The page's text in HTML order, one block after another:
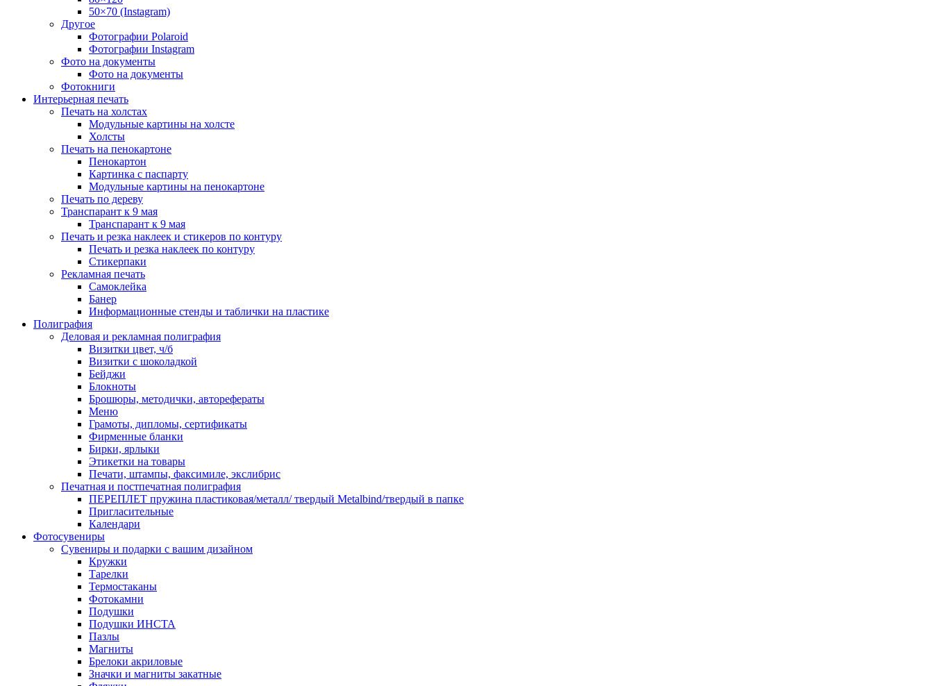
50×70 (Instagram)
Другое
Фотографии Polaroid
Фотографии Instagram
Фото на документы
Фото на документы
Фотокниги
Интерьерная печать
Печать на холстах
Модульные картины на холсте
Холсты
Печать на пенокартоне
Пенокартон
Картинка с паспарту
Модульные картины на пенокартоне
Печать по дереву
Транспарант к 9 мая
Транспарант к 9 мая
Печать и резка наклеек и стикеров по контуру
Печать и резка наклеек по контуру
Стикерпаки
Рекламная печать
Самоклейка
Банер
Информационные стенды и таблички на пластике
Полиграфия
Деловая и рекламная полиграфия
Визитки цвет, ч/б
Визитки с шоколадкой
Бейджи
Блокноты
Брошюры, методички, авторефераты
Меню
Грамоты, дипломы, сертификаты
Фирменные бланки
Бирки, ярлыки
Этикетки на товары
Печати, штампы, факсимиле, экслибрис
Печатная и постпечатная полиграфия
ПЕРЕПЛЕТ пружина пластиковая/металл/ твердый Metalbind/твердый в папке
Пригласительные
Календари
Фотосувениры
Сувениры и подарки с вашим дизайном
Кружки
Тарелки
Термостаканы
Фотокамни
Подушки
Подушки ИНСТА
Пазлы
Магниты
Брелоки акриловые
Значки и магниты закатные